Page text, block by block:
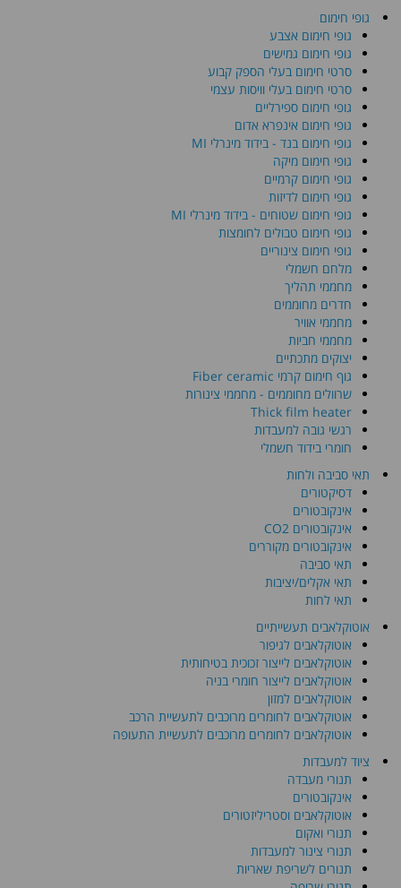
גופי חימום
גופי חימום אצבע
גופי חימום גמישים
סרטי חימום בעלי הספק קבוע
סרטי חימום בעלי וויסות עצמי
גופי חימום ספירליים
גופי חימום אינפרא אדום
גופי חימום בנד - בידוד מינרלי MI
גופי חימום מיקה
גופי חימום קרמיים
גופי חימום לדיזות
גופי חימום שטוחים - בידוד מינרלי MI
גופי חימום טבולים לחומצות
גופי חימום צינוריים
מלחם חשמלי
מחממי תהליך
חדרים מחוממים
מחממי אוויר
מחממי חביות
יצוקים מתכתיים
גוף חימום קרמי Fiber ceramic
שרוולים מחוממים - מחממי צינורות
Thick film heater
רגשי גובה למעבדות
חומרי בידוד חשמלי
תאי סביבה ולחות
דסיקטורים
אינקובטורים
אינקובטורים CO2
אינקובטורים מקוררים
תאי סביבה
תאי אקלים/יציבות
תאי לחות
אוטוקלאבים תעשייתיים
אוטוקלאבים לגיפור
אוטוקלאבים לייצור זכוכית בטיחותית
אוטוקלאבים לייצור חומרי בניה
אוטוקלאבים למזון
אוטוקלאבים לחומרים מרוכבים לתעשיית הרכב
אוטוקלאבים לחומרים מרוכבים לתעשיית התעופה
ציוד למעבדות
תנורי מעבדה
אינקובטורים
אוטוקלאבים וסטריליזטורים
תנורי ואקום
תנורי צינור למעבדות
תנורים לשריפת שאריות